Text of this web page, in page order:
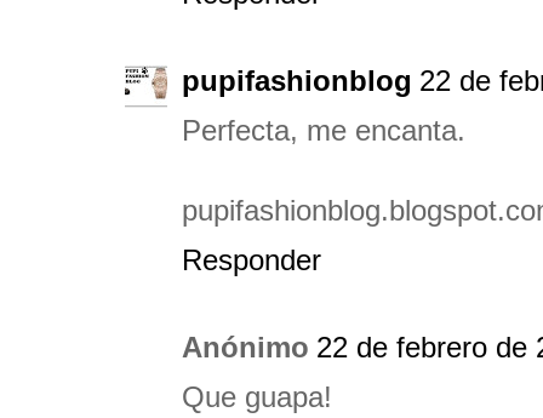
pupifashionblog 22 de
Perfecta, me encanta.
Responder
Anónimo 22 de febrero de
Que guapa!